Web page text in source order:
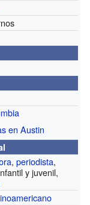
en Austin
,periodista,
y juvenil,